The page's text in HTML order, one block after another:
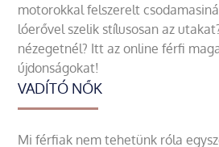
motorokkal felszerelt
lóerővel szelik stílusosan az
nézegetnél? Itt az online férfi
újdonságokat!
VADÍTÓ NŐK
Mi férfiak nem tehetünk róla